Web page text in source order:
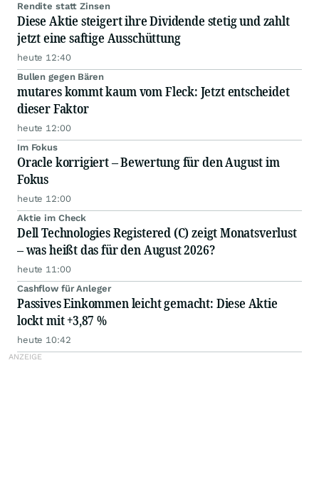
Rendite statt Zinsen
Diese Aktie steigert ihre Dividende stetig und zahlt
jetzt eine saftige Ausschüttung
heute 12:40
Bullen gegen Bären
mutares kommt kaum vom Fleck: Jetzt entscheidet
dieser Faktor
heute 12:00
Im Fokus
Oracle korrigiert – Bewertung für den August im
Fokus
heute 12:00
Aktie im Check
Dell Technologies Registered (C) zeigt Monatsverlust
– was heißt das für den August 2026?
heute 11:00
Cashflow für Anleger
Passives Einkommen leicht gemacht: Diese Aktie
lockt mit +3,87 %
heute 10:42